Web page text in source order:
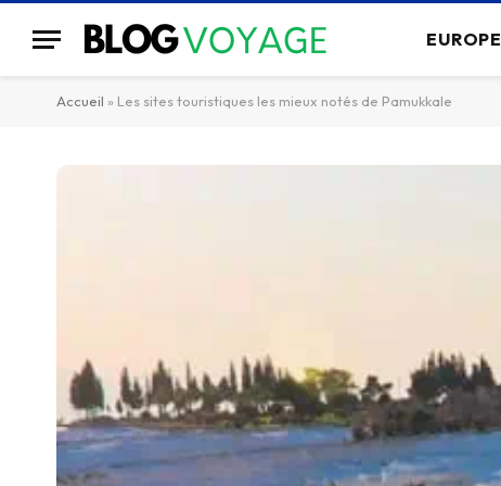
EUROPE
Accueil » Les sites touristiques les mieux notés de Pamukkale